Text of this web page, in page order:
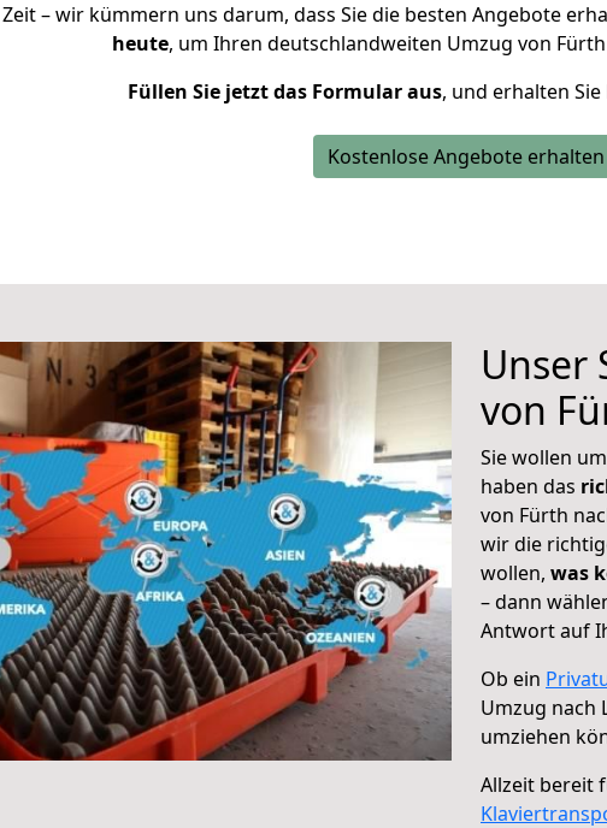
– wir kümmern uns darum, dass Sie die besten Angebote
heute, um Ihren deutschlandweiten Umzug von
Füllen Sie jetzt das Formular aus, und erhalten
Kostenlose Angebote erhalten
Unser
von
Sie wollen
haben das
von Fürth
wir die
wollen, was
– dann
Antwort auf
Ob ein
Umzug nach
umziehen
Allzeit bereit